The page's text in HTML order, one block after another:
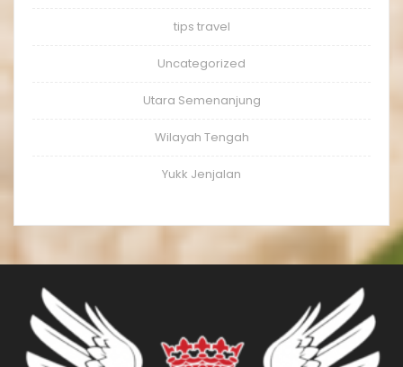
tips travel
Uncategorized
Utara Semenanjung
Wilayah Tengah
Yukk Jenjalan